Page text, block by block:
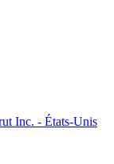
Inc. - États-Unis